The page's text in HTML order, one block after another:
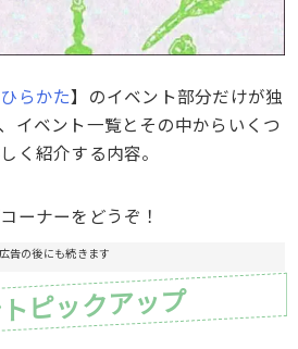
らかた】のイベント部分だけが独
イベント一覧とその中からいくつ
く紹介する内容。
ーナーをどうぞ！
広告の後にも続きます
ピックアップ